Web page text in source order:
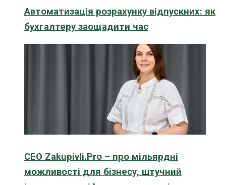
Автоматизація розрахунку відпускних: як
бухгалтеру заощадити час
CEO Zakupivli.Pro – про мільярдні
можливості для бізнесу, штучний